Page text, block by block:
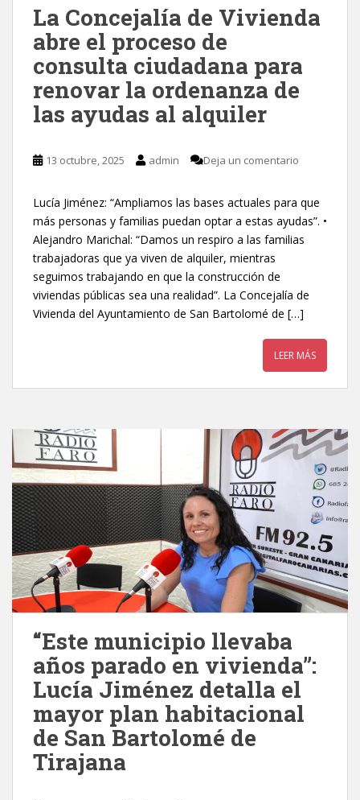
La Concejalía de Vivienda
abre el proceso de
consulta ciudadana para
renovar la ordenanza de
las ayudas al alquiler
13 octubre, 2025 admin Deja un comentario
Lucía Jiménez: “Ampliamos las bases actuales para que
más personas y familias puedan optar a estas ayudas”. •
Alejandro Marichal: “Damos un respiro a las familias
trabajadoras que ya viven de alquiler, mientras
seguimos trabajando en que la construcción de
viviendas públicas sea una realidad”. La Concejalía de
Vivienda del Ayuntamiento de San Bartolomé de […]
LEER MÁS
“Este municipio llevaba
años parado en vivienda”:
Lucía Jiménez detalla el
mayor plan habitacional
de San Bartolomé de
Tirajana